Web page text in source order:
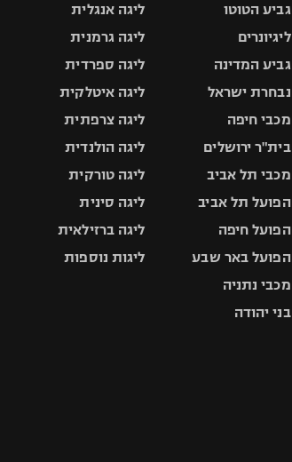
גביע הטוטו
ליגיונרים
גביע המדינה
נבחרת ישראל
מכבי חיפה
בית"ר ירושלים
מכבי תל אביב
הפועל תל אביב
הפועל חיפה
הפועל באר שבע
מכבי נתניה
בני יהודה
ליגה אנגלית
ליגה גרמנית
ליגה ספרדית
ליגה איטלקית
ליגה צרפתית
ליגה הולנדית
ליגה טורקית
ליגה סינית
ליגה ברזילאית
ליגות נוספות